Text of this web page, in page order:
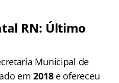
RN: Último
Municipal de
em2018 e ofereceu